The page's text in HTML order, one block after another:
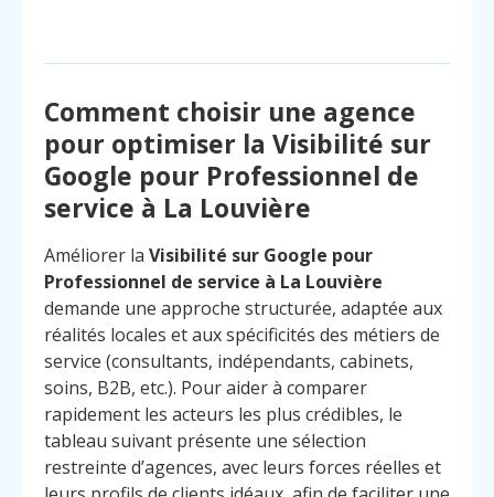
Comment choisir une agence
pour optimiser la Visibilité sur
Google pour Professionnel de
service à La Louvière
Améliorer la Visibilité sur Google pour
Professionnel de service à La Louvière
demande une approche structurée, adaptée aux
réalités locales et aux spécificités des métiers de
service (consultants, indépendants, cabinets,
soins, B2B, etc.). Pour aider à comparer
rapidement les acteurs les plus crédibles, le
tableau suivant présente une sélection
restreinte d’agences, avec leurs forces réelles et